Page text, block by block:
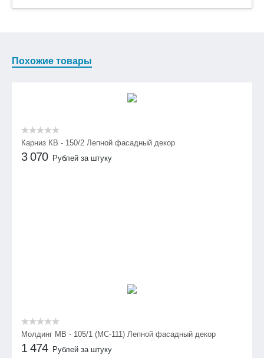
Похожие товары
Карниз КВ - 150/2 Лепной фасадный декор
3 070 Рублей за штуку
Молдинг МВ - 105/1 (МС-111) Лепной фасадный декор
1 474 Рублей за штуку